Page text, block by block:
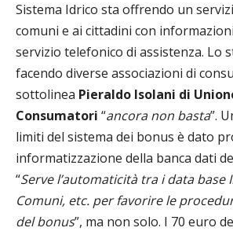
Sistema Idrico sta offrendo un
comuni e ai cittadini con
servizio telefonico di assistenza. Lo
facendo diverse associazioni di
sottolinea Pieraldo Isolani di
Consumatori “ancora non basta”.
limiti del sistema dei bonus è dato
informatizzazione della banca dati
“Serve l’automaticità tra i data base
Comuni, etc. per favorire le
del bonus”, ma non solo. I 70 euro